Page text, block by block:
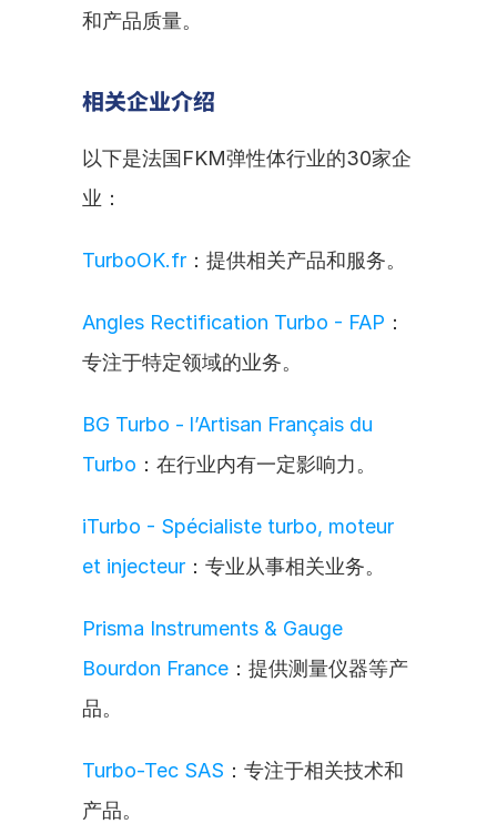
和产品质量。
相关企业介绍
以下是法国FKM弹性体行业的30家企
业：
TurboOK.fr ：提供相关产品和服务。
Angles Rectification Turbo - FAP ：
专注于特定领域的业务。
BG Turbo - l’Artisan Français du
Turbo ：在行业内有一定影响力。
iTurbo - Spécialiste turbo, moteur
et injecteur ：专业从事相关业务。
Prisma Instruments & Gauge
Bourdon France ：提供测量仪器等产
品。
Turbo-Tec SAS ：专注于相关技术和
产品。